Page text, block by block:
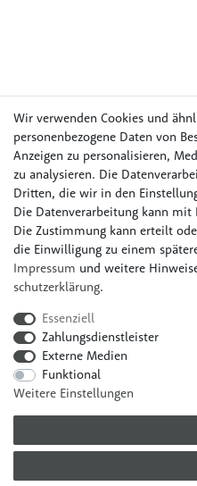
Wir verwenden Cookies und
personenbezogene Daten von
Anzeigen zu personalisieren,
zu analysieren. Die
Dritten, die wir in den
Die Datenverarbeitung kann mit
Die Zustimmung kann erteilt
die Einwilligung zu einem
Impressum und weitere
schutz­erklärung.
Essenziell
Zahlungsdienstleister
Externe Medien
Funktional
Weitere Einstellungen